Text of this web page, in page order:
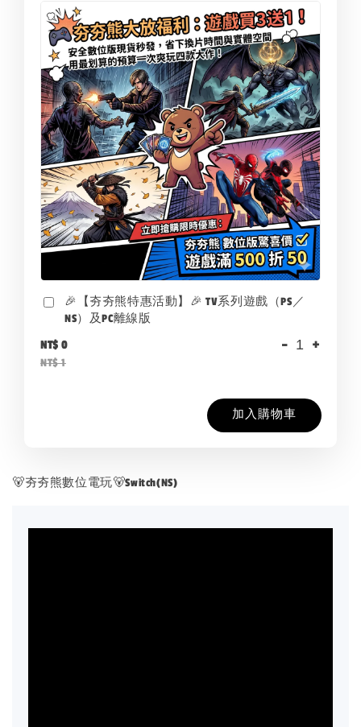
🎉【夯夯熊特惠活動】🎉 TV系列遊戲（PS／
NS）及PC離線版
NT$ 0
NT$ 1
- +
加入購物車
🐻夯夯熊數位電玩🐻Switch(NS)